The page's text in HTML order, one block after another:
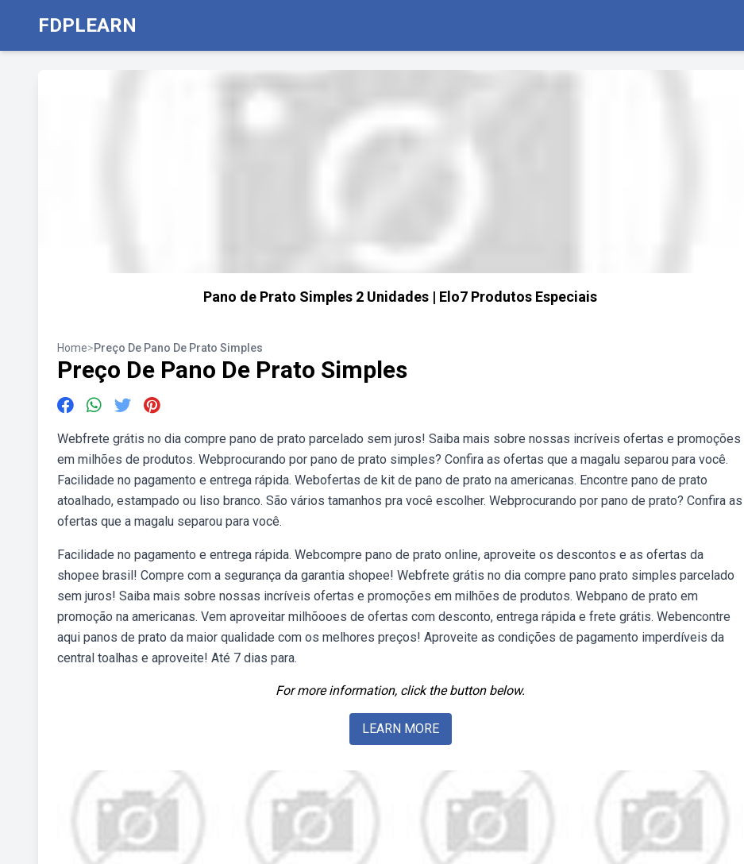
FDPLEARN
Pano de Prato Simples 2 Unidades | Elo7 Produtos Especiais
Home>Preço De Pano De Prato Simples
Preço De Pano De Prato Simples
Webfrete grátis no dia compre pano de prato parcelado sem juros! Saiba mais sobre nossas incríveis ofertas e promoções
em milhões de produtos. Webprocurando por pano de prato simples? Confira as ofertas que a magalu separou para você.
Facilidade no pagamento e entrega rápida. Webofertas de kit de pano de prato na americanas. Encontre pano de prato
atoalhado, estampado ou liso branco. São vários tamanhos pra você escolher. Webprocurando por pano de prato? Confira as
ofertas que a magalu separou para você.
Facilidade no pagamento e entrega rápida. Webcompre pano de prato online, aproveite os descontos e as ofertas da
shopee brasil! Compre com a segurança da garantia shopee! Webfrete grátis no dia compre pano prato simples parcelado
sem juros! Saiba mais sobre nossas incríveis ofertas e promoções em milhões de produtos. Webpano de prato em
promoção na americanas. Vem aproveitar milhõooes de ofertas com desconto, entrega rápida e frete grátis. Webencontre
aqui panos de prato da maior qualidade com os melhores preços! Aproveite as condições de pagamento imperdíveis da
central toalhas e aproveite! Até 7 dias para.
For more information, click the button below.
LEARN MORE